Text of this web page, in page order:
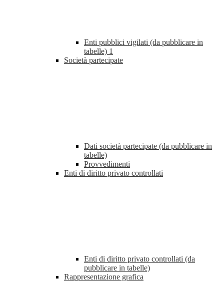
Enti pubblici vigilati (da pubblicare in
tabelle) 1
Società partecipate
Dati società partecipate (da pubblicare in
tabelle)
Provvedimenti
Enti di diritto privato controllati
Enti di diritto privato controllati (da
pubblicare in tabelle)
Rappresentazione grafica